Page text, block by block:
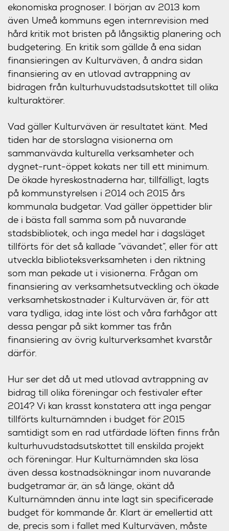
ekonomiska prognoser. I början av 2013 kom
även Umeå kommuns egen internrevision med
hård kritik mot bristen på långsiktig planering och
budgetering. En kritik som gällde å ena sidan
finansieringen av Kulturväven, å andra sidan
finansiering av en utlovad avtrappning av
bidragen från kulturhuvudstadsutskottet till olika
kulturaktörer.
Vad gäller Kulturväven är resultatet känt. Med
tiden har de storslagna visionerna om
sammanvävda kulturella verksamheter och
dygnet-runt-öppet kokats ner till ett minimum.
De ökade hyreskostnaderna har, tillfälligt, lagts
på kommunstyrelsen i 2014 och 2015 års
kommunala budgetar. Vad gäller öppettider blir
de i bästa fall samma som på nuvarande
stadsbibliotek, och inga medel har i dagsläget
tillförts för det så kallade ”vävandet”, eller för att
utveckla biblioteksverksamheten i den riktning
som man pekade ut i visionerna. Frågan om
finansiering av verksamhetsutveckling och ökade
verksamhetskostnader i Kulturväven är, för att
vara tydliga, idag inte löst och våra farhågor att
dessa pengar på sikt kommer tas från
finansiering av övrig kulturverksamhet kvarstår
därför.
Hur ser det då ut med utlovad avtrappning av
bidrag till olika föreningar och festivaler efter
2014? Vi kan krasst konstatera att inga pengar
tillförts kulturnämnden i budget för 2015
samtidigt som en rad utfärdade löften finns från
kulturhuvudstadsutskottet till enskilda projekt
och föreningar. Hur Kulturnämnden ska lösa
även dessa kostnadsökningar inom nuvarande
budgetramar är, än så länge, okänt då
Kulturnämnden ännu inte lagt sin specificerade
budget för kommande år. Klart är emellertid att
de, precis som i fallet med Kulturväven, måste